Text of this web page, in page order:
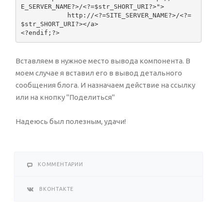
E_SERVER_NAME?>/<?=$str_SHORT_URI?>">
http://<?=SITE_SERVER_NAME?>/<?=
$str_SHORT_URI?></a>
<?endif;?>
Вставляем в нужное место вывода компонента. В
моем случае я вставил его в вывод детального
сообщения блога. И назначаем действие на ссылку
или на кнопку "Поделиться"
Надеюсь был полезным, удачи!
КОММЕНТАРИИ
ВКОНТАКТЕ